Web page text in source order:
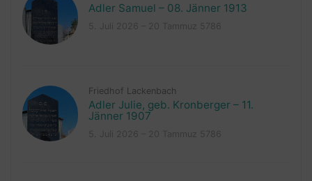
Adler Samuel – 08. Jänner 1913
Friedhof Lackenbach
Adler Julie, geb. Kronberger – 11.
Jänner 1907